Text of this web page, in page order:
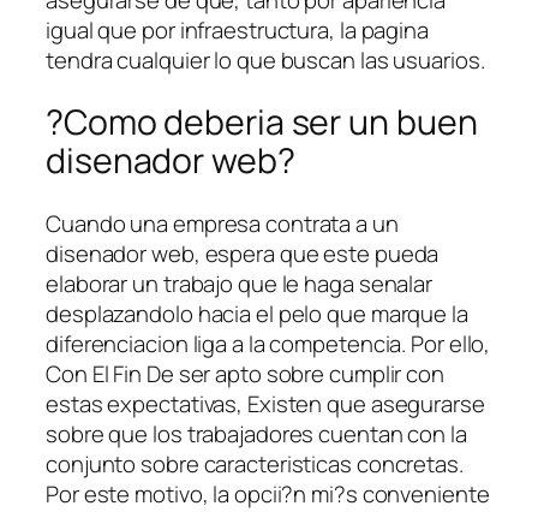
igual que por infraestructura, la pagina
tendra cualquier lo que buscan las usuarios.
?Como deberia ser un buen
disenador web?
Cuando una empresa contrata a un
disenador web, espera que este pueda
elaborar un trabajo que le haga senalar
desplazandolo hacia el pelo que marque la
diferenciacion liga a la competencia. Por ello,
Con El Fin De ser apto sobre cumplir con
estas expectativas, Existen que asegurarse
sobre que los trabajadores cuentan con la
conjunto sobre caracteristicas concretas.
Por este motivo, la opcii?n mi?s conveniente